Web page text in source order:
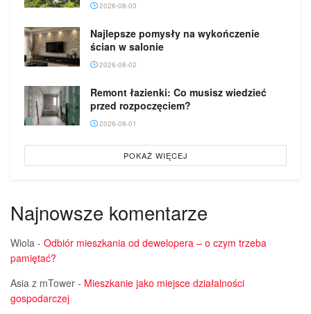
2026-08-03
Najlepsze pomysły na wykończenie
ścian w salonie
2026-08-02
Remont łazienki: Co musisz wiedzieć
przed rozpoczęciem?
2026-08-01
POKAŻ WIĘCEJ
Najnowsze komentarze
Wiola - Odbiór mieszkania od dewelopera – o czym trzeba
pamiętać?
Asia z mTower - Mieszkanie jako miejsce działalności
gospodarczej